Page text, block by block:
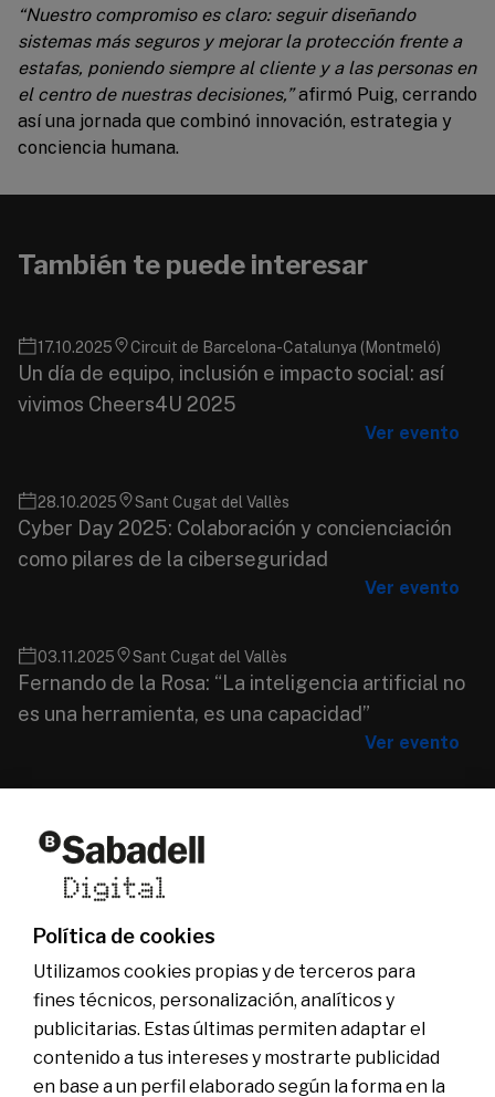
“Nuestro compromiso es claro: seguir diseñando
sistemas más seguros y mejorar la protección frente a
estafas, poniendo siempre al cliente y a las personas en
el centro de nuestras decisiones,”afirmó Puig, cerrando
así una jornada que combinó innovación, estrategia y
conciencia humana.
También te puede interesar
17.10.2025 Circuit de Barcelona-Catalunya (Montmeló)
Un día de equipo, inclusión e impacto social: así
vivimos Cheers4U 2025
Ver evento
28.10.2025 Sant Cugat del Vallès
Cyber Day 2025: Colaboración y concienciación
como pilares de la ciberseguridad
Ver evento
03.11.2025 Sant Cugat del Vallès
Fernando de la Rosa: “La inteligencia artificial no
es una herramienta, es una capacidad”
Ver evento
Quiénes somos
Actualidad
Ser Sabadell Digital
Únete al equipo
Política de cookies
Utilizamos cookies propias y de terceros para
fines técnicos, personalización, analíticos y
publicitarias. Estas últimas permiten adaptar el
contenido a tus intereses y mostrarte publicidad
en base a un perfil elaborado según la forma en la